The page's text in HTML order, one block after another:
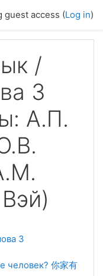
guest access (Log in)
/
3
А.П.
3
человек? 你家有